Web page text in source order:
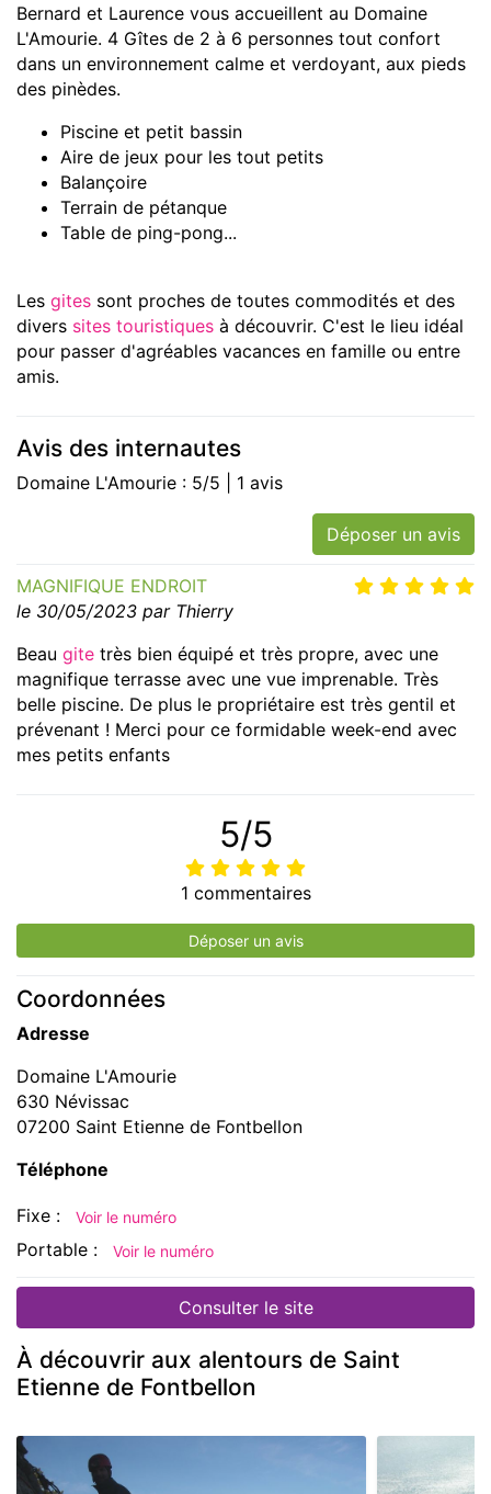
Bernard et Laurence vous accueillent au Domaine
L'Amourie. 4 Gîtes de 2 à 6 personnes tout confort
dans un environnement calme et verdoyant, aux pieds
des pinèdes.
Piscine et petit bassin
Aire de jeux pour les tout petits
Balançoire
Terrain de pétanque
Table de ping-pong...
Les gites sont proches de toutes commodités et des
divers sites touristiques à découvrir. C'est le lieu idéal
pour passer d'agréables vacances en famille ou entre
amis.
Avis des internautes
Domaine L'Amourie : 5/5 | 1 avis
Déposer un avis
MAGNIFIQUE ENDROIT
le 30/05/2023 par Thierry
Beau gite très bien équipé et très propre, avec une
magnifique terrasse avec une vue imprenable. Très
belle piscine. De plus le propriétaire est très gentil et
prévenant ! Merci pour ce formidable week-end avec
mes petits enfants
5/5
1 commentaires
Déposer un avis
Coordonnées
Adresse
Domaine L'Amourie
630 Névissac
07200 Saint Etienne de Fontbellon
Téléphone
Fixe : Voir le numéro
Portable : Voir le numéro
Consulter le site
À découvrir aux alentours de Saint
Etienne de Fontbellon